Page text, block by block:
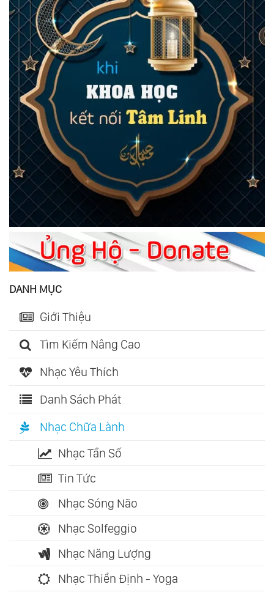
DANH MỤC
Giới Thiệu
Tìm Kiếm Nâng Cao
Nhạc Yêu Thích
Danh Sách Phát
Nhạc Chữa Lành
Nhạc Tần Số
Tin Tức
Nhạc Sóng Não
Nhạc Solfeggio
Nhạc Năng Lượng
Nhạc Thiền Định - Yoga